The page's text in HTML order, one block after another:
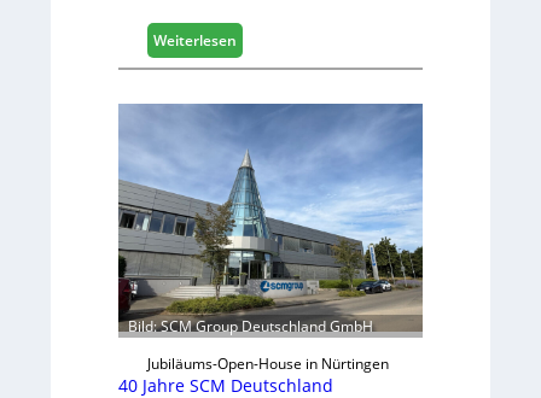
s
h
f
s
j
a
h
r
Weiterlesen
V
r
r
e
t
e
r
f
ü
r
D
a
c
Bild: SCM Group Deutschland GmbH
Jubiläums-Open-House in Nürtingen
40 Jahre SCM Deutschland